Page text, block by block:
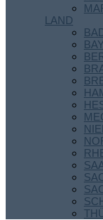
LAND